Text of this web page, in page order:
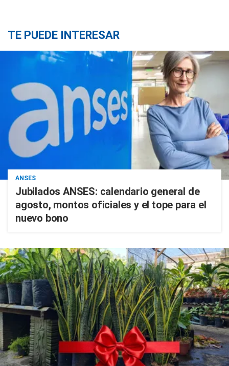
TE PUEDE INTERESAR
ANSES
Jubilados ANSES: calendario general de
agosto, montos oficiales y el tope para el
nuevo bono